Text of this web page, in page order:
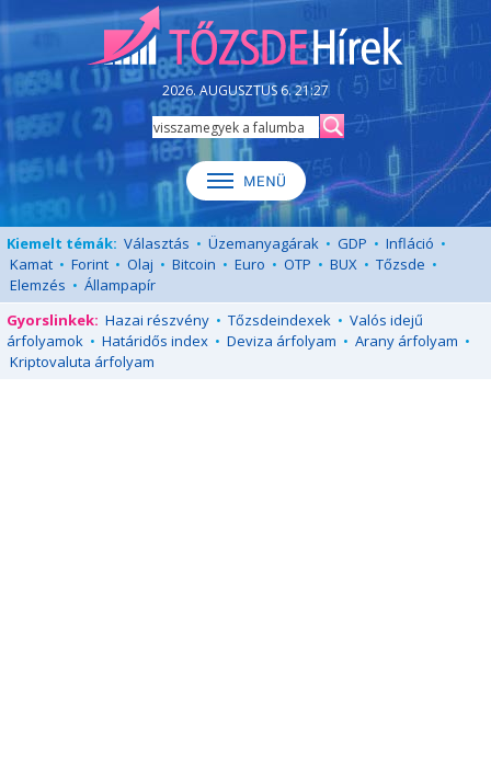
2026. AUGUSZTUS 6. 21:27
Kiemelt témák: Választás • Üzemanyagárak • GDP • Infláció •
Kamat • Forint • Olaj • Bitcoin • Euro • OTP • BUX • Tőzsde •
Elemzés • Állampapír
Gyorslinkek: Hazai részvény • Tőzsdeindexek • Valós idejű
árfolyamok • Határidős index • Deviza árfolyam • Arany árfolyam •
Kriptovaluta árfolyam